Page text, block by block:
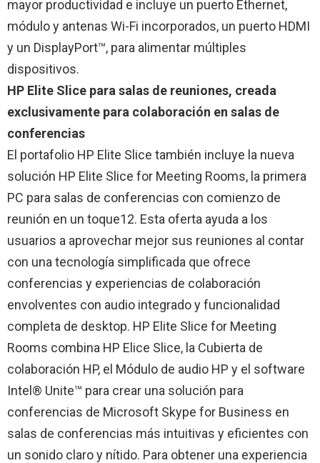
mayor productividad e incluye un puerto Ethernet,
módulo y antenas Wi-Fi incorporados, un puerto HDMI
y un DisplayPort™, para alimentar múltiples
dispositivos.
HP Elite Slice para salas de reuniones, creada
exclusivamente para colaboración en salas de
conferencias
El portafolio HP Elite Slice también incluye la nueva
solución HP Elite Slice for Meeting Rooms, la primera
PC para salas de conferencias con comienzo de
reunión en un toque12. Esta oferta ayuda a los
usuarios a aprovechar mejor sus reuniones al contar
con una tecnología simplificada que ofrece
conferencias y experiencias de colaboración
envolventes con audio integrado y funcionalidad
completa de desktop. HP Elite Slice for Meeting
Rooms combina HP Elice Slice, la Cubierta de
colaboración HP, el Módulo de audio HP y el software
Intel® Unite™ para crear una solución para
conferencias de Microsoft Skype for Business en
salas de conferencias más intuitivas y eficientes con
un sonido claro y nítido. Para obtener una experiencia